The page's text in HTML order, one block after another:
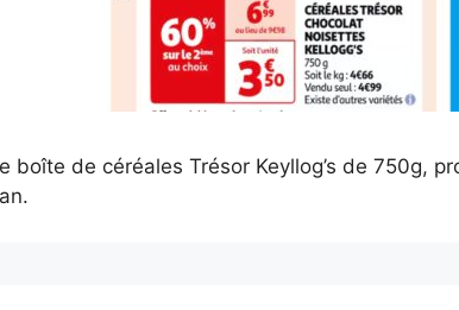
boîte de céréales Trésor Keyllog’s de 750g,